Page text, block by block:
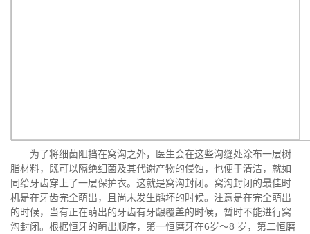
为了将细菌阻挡在窝沟之外，医生会在这些沟缝处涂布一层树
脂材料，既可以隔绝细菌及其代谢产物的侵蚀，也便于清洁，就如
同给牙齿穿上了一层保护衣。这就是窝沟封闭。窝沟封闭的最佳时
机是在牙齿完全萌出，且尚未发生龋坏的时候。注意是在完全萌出
的时候，当有正在萌出的牙齿有牙龈覆盖的时候，暂时不能进行窝
沟封闭。根据恒牙的萌出顺序，第一恒磨牙在6岁～8 岁，第二恒磨